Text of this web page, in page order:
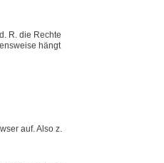
R. die Rechte
hängt
auf. Also z.